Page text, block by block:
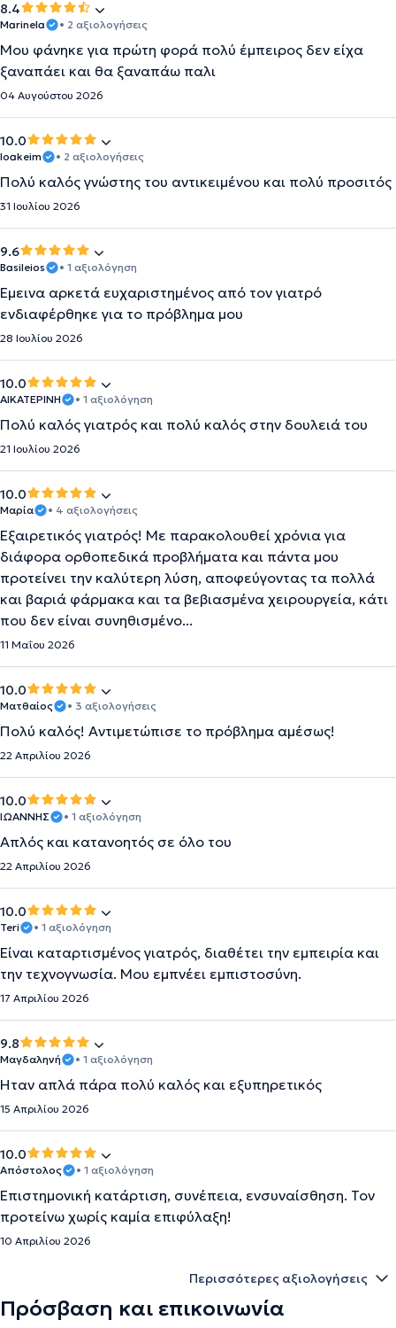
8.4
Marinela • 2 αξιολογήσεις
Μου φάνηκε για πρώτη φορά πολύ έμπειρος δεν είχα
ξαναπάει και θα ξαναπάω παλι
04 Αυγούστου 2026
10.0
Ioakeim • 2 αξιολογήσεις
Πολύ καλός γνώστης του αντικειμένου και πολύ προσιτός
31 Ιουλίου 2026
9.6
Basileios • 1 αξιολόγηση
Έμεινα αρκετά ευχαριστημένος από τον γιατρό
ενδιαφέρθηκε για το πρόβλημα μου
28 Ιουλίου 2026
10.0
ΑΙΚΑΤΕΡΙΝΗ • 1 αξιολόγηση
Πολύ καλός γιατρός και πολύ καλός στην δουλειά του
21 Ιουλίου 2026
10.0
Μαρία • 4 αξιολογήσεις
Εξαιρετικός γιατρός! Με παρακολουθεί χρόνια για
διάφορα ορθοπεδικά προβλήματα και πάντα μου
προτείνει την καλύτερη λύση, αποφεύγοντας τα πολλά
και βαριά φάρμακα και τα βεβιασμένα χειρουργεία, κάτι
που δεν είναι συνηθισμένο...
11 Μαΐου 2026
10.0
Ματθαίος • 3 αξιολογήσεις
Πολύ καλός! Αντιμετώπισε το πρόβλημα αμέσως!
22 Απριλίου 2026
10.0
ΙΩΑΝΝΗΣ • 1 αξιολόγηση
Απλός και κατανοητός σε όλο του
22 Απριλίου 2026
10.0
Teri • 1 αξιολόγηση
Είναι καταρτισμένος γιατρός, διαθέτει την εμπειρία και
την τεχνογνωσία. Μου εμπνέει εμπιστοσύνη.
17 Απριλίου 2026
9.8
Μαγδαληνή • 1 αξιολόγηση
Ηταν απλά πάρα πολύ καλός και εξυπηρετικός
15 Απριλίου 2026
10.0
Απόστολος • 1 αξιολόγηση
Επιστημονική κατάρτιση, συνέπεια, ενσυναίσθηση. Τον
προτείνω χωρίς καμία επιφύλαξη!
10 Απριλίου 2026
Περισσότερες αξιολογήσεις
Πρόσβαση και επικοινωνία